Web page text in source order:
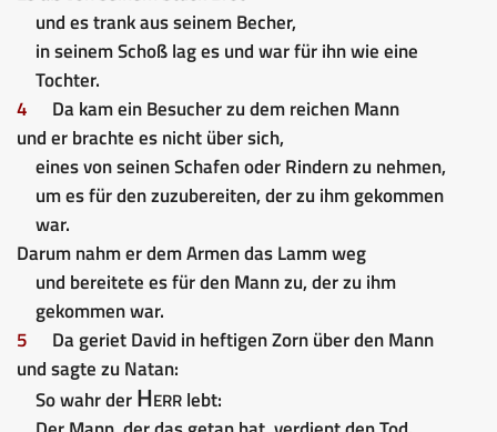
und es trank aus seinem Becher,
in seinem Schoß lag es und war für ihn wie eine
Tochter.
4
Da kam ein Besucher zu dem reichen Mann
und er brachte es nicht über sich,
eines von seinen Schafen oder Rindern zu nehmen,
um es für den zuzubereiten, der zu ihm gekommen
war.
Darum nahm er dem Armen das Lamm weg
und bereitete es für den Mann zu, der zu ihm
gekommen war.
5
Da geriet David in heftigen Zorn über den Mann
und sagte zu Natan:
So wahr derHerrlebt: